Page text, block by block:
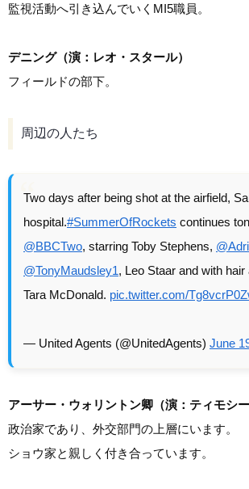
監視活動へ引き込んでいくMI5職員。
デニング（演：レオ・スタール）
フィールドの部下。
周辺の人たち
Two days after being shot at the airfield,
hospital.#SummerOfRockets continues
@BBCTwo, starring Toby Stephens,
@TonyMaudsley1, Leo Staar and with
Tara McDonald. pic.twitter.com/
— United Agents (@UnitedAgents) June
アーサー・ウォリントン卿（演：ティモシー
政治家であり、外交部門の上層にいます。
ショウ家と親しく付き合っています。